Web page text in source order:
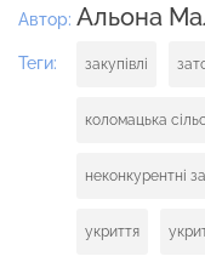
Автор: Альона
Теги: закупівлі
коломацька
неконкурентні
укриття